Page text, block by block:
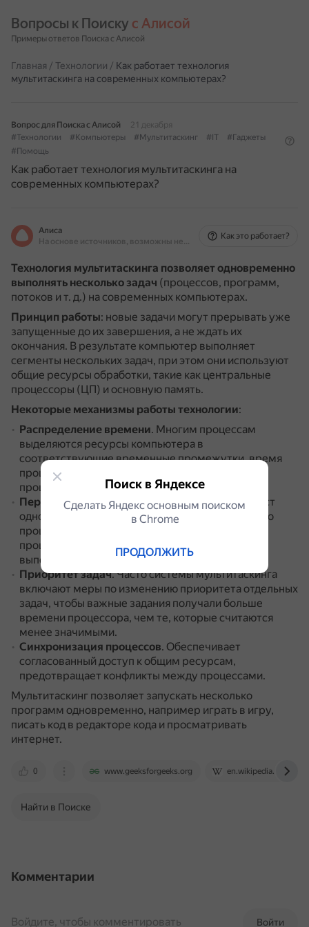
Вопросы к Поиску с Алисой
Примеры ответов Поиска с Алисой
Главная / Технологии / Как работает технология
мультитаскинга на современных компьютерах?
Вопрос для Поиска с Алисой
21 декабря
#Технологии
#Компьютеры #Мультитаскинг #IT
#Гаджеты
#Помощь
Как работает технология мультитаскинга на
современных компьютерах?
Алиса
На основе источников, возможны неточности
Как это работает?
Технология мультитаскинга позволяет одновременно
выполнять несколько задач (процессов, программ,
потоков и т. д.) на современных компьютерах.
Принцип работы: новые задачи могут прерывать уже
запущенные до их завершения, а не ждать их
окончания. В результате компьютер выполняет
сегменты нескольких задач, при этом они используют
общие ресурсы обработки, такие как центральные
процессоры (ЦП) и основную память.
Некоторые механизмы работы технологии:
Распределение времени. Многим процессам
выделяются ресурсы компьютера в
соответствующие временные промежутки, время
процессора делится между несколькими
процессами.
Переключение контекста.Сохраняется контекст
одного процесса и загружается контекст другого
процесса.
процесс, когда предыдущий завершает своё
выполнение.
Приоритет задач.Часто системы мультитаскинга
включают меры по изменению приоритета отдельных
задач, чтобы важные задания получали больше
времени процессора, чем те, которые считаются
менее значимыми.
Синхронизация процессов. Обеспечивает
согласованный доступ к общим ресурсам,
предотвращает конфликты между процессами.
Мультитаскинг позволяет запускать несколько
программ одновременно, например играть в игру,
писать код в редакторе кода и просматривать
интернет.
0 www.geeksforgeeks.org en.wikipedia.org
Найти в Поиске
Комментарии
Войти
Войдите, чтобы комментировать
Поиск в Яндексе
Сделать Яндекс основным поиском
в Сhrome
ПРОДОЛЖИТЬ